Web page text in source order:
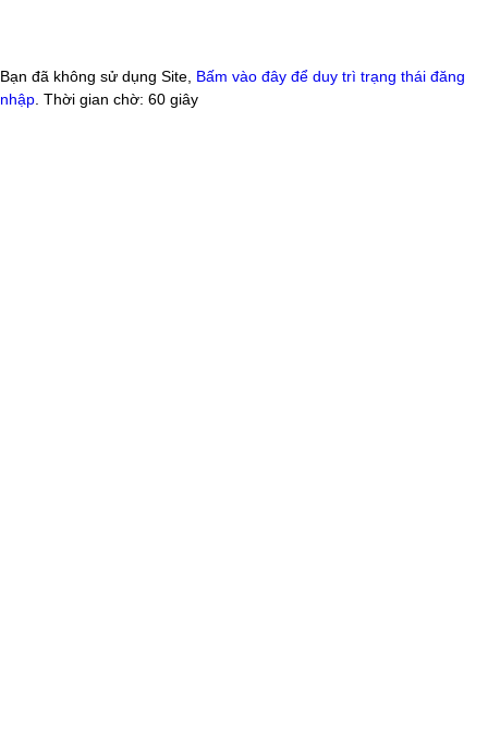
Bạn đã không sử dụng Site, Bấm vào đây để duy trì trạng thái đăng
nhập . Thời gian chờ: 60 giây